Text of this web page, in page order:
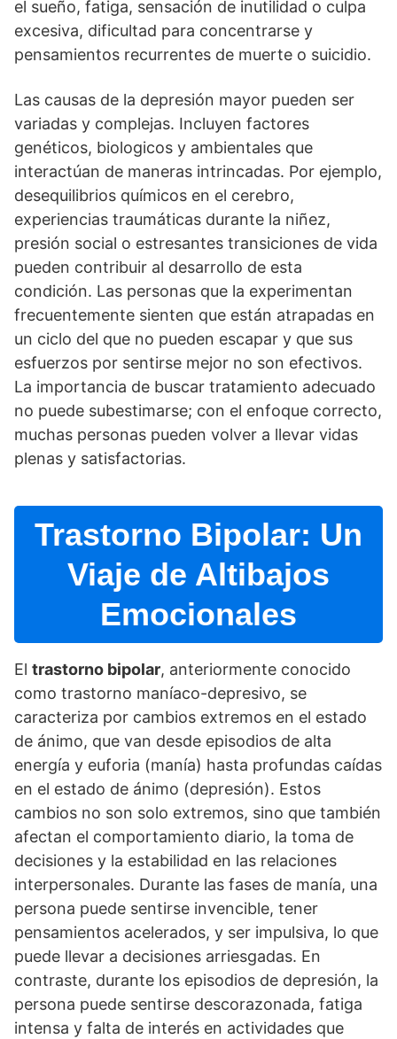
el sueño, fatiga, sensación de inutilidad o culpa
excesiva, dificultad para concentrarse y
pensamientos recurrentes de muerte o suicidio.
Las causas de la depresión mayor pueden ser
variadas y complejas. Incluyen factores
genéticos, biologicos y ambientales que
interactúan de maneras intrincadas. Por ejemplo,
desequilibrios quí­micos en el cerebro,
experiencias traumáticas durante la niñez,
presión social o estresantes transiciones de vida
pueden contribuir al desarrollo de esta
condición. Las personas que la experimentan
frecuentemente sienten que están atrapadas en
un ciclo del que no pueden escapar y que sus
esfuerzos por sentirse mejor no son efectivos.
La importancia de buscar tratamiento adecuado
no puede subestimarse; con el enfoque correcto,
muchas personas pueden volver a llevar vidas
plenas y satisfactorias.
Trastorno Bipolar: Un
Viaje de Altibajos
Emocionales
El trastorno bipolar, anteriormente conocido
como trastorno maní­aco-depresivo, se
caracteriza por cambios extremos en el estado
de ánimo, que van desde episodios de alta
energí­a y euforia (maní­a) hasta profundas caí­das
en el estado de ánimo (depresión). Estos
cambios no son solo extremos, sino que también
afectan el comportamiento diario, la toma de
decisiones y la estabilidad en las relaciones
interpersonales. Durante las fases de maní­a, una
persona puede sentirse invencible, tener
pensamientos acelerados, y ser impulsiva, lo que
puede llevar a decisiones arriesgadas. En
contraste, durante los episodios de depresión, la
persona puede sentirse descorazonada, fatiga
intensa y falta de interés en actividades que